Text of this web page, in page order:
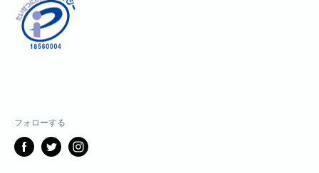
酒精強化＆フレーバードワイン
焼酎＆泡盛
中国銘酒
利用規約
お問い合わせ
サブスクリプションポリシー
メディアガイド
フォローする